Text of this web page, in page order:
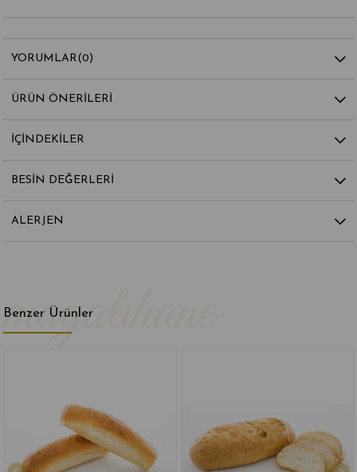
YORUMLAR(0)
ÜRÜN ÖNERILERI
İÇİNDEKİLER
BESİN DEĞERLERİ
ALERJEN
Benzer Ürünler